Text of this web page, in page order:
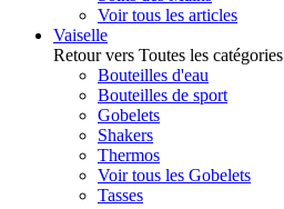
Voir tous les articles
Vaiselle
Retour vers Toutes les catégories
Bouteilles d'eau
Bouteilles de sport
Gobelets
Shakers
Thermos
Voir tous les Gobelets
Tasses